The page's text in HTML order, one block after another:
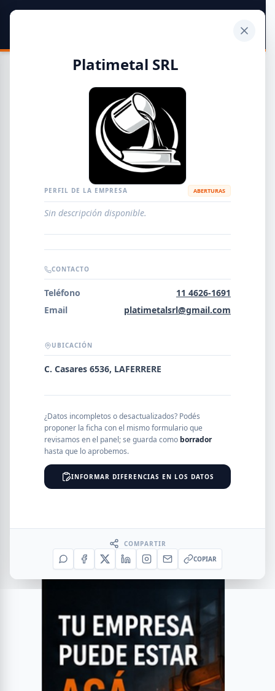
Guía de Empresas Metalúrgicas y Siderúrgicas
METALÚRGICAS
EMPRESAS AGREGAR EMPRESA
Error al cargar empresas.
NOMBRE
SEGMENTO
Platimetal SRL
PERFIL DE LA EMPRESA ABERTURAS
Sin descripción disponible.
CONTACTO
Teléfono
11 4626-1691
Email
platimetalsrl@gmail.com
UBICACIÓN
C. Casares 6536, LAFERRERE
¿Datos incompletos o desactualizados? Podés
proponer la ficha con el mismo formulario que
revisamos en el panel; se guarda como borrador
hasta que lo aprobemos.
INFORMAR DIFERENCIAS EN LOS DATOS
COMPARTIR
COPIAR